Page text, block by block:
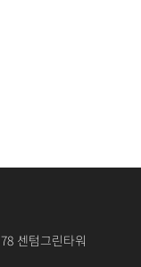
센텀그린타워